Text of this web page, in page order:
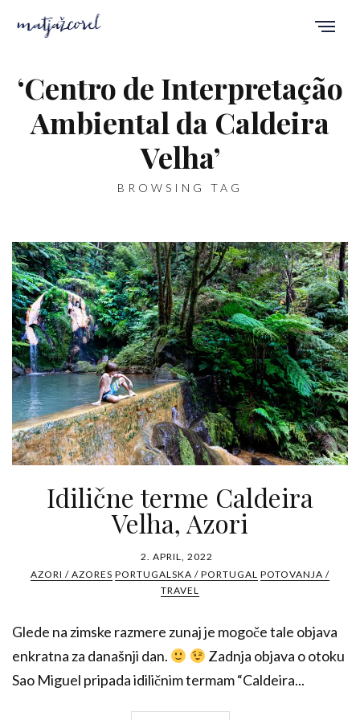
‘Centro de Interpretação
Ambiental da Caldeira
Velha’
BROWSING TAG
Idilične terme Caldeira
Velha, Azori
2. APRIL, 2022
AZORI / AZORES PORTUGALSKA / PORTUGAL POTOVANJA /
TRAVEL
Glede na zimske razmere zunaj je mogoče tale objava
enkratna za današnji dan.
Zadnja objava o otoku
Sao Miguel pripada idiličnim termam “Caldeira...